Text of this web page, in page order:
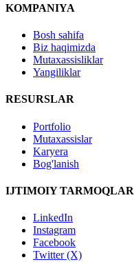
KOMPANIYA
Bosh sahifa
Biz haqimizda
Mutaxassisliklar
Yangiliklar
RESURSLAR
Portfolio
Mutaxassislar
Karyera
Bog'lanish
IJTIMOIY TARMOQLAR
LinkedIn
Instagram
Facebook
Twitter (X)